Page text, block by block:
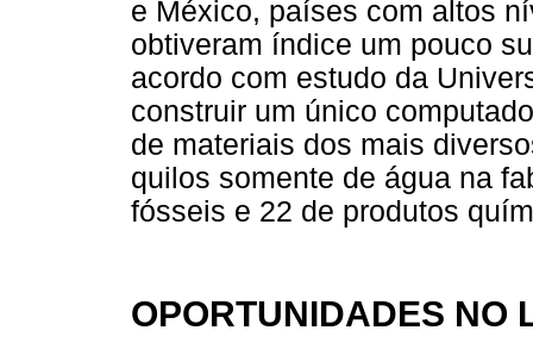
e México, países com altos
obtiveram índice um pouco
acordo com estudo da
construir um único
de materiais dos mais
quilos somente de água na
fósseis e 22 de produtos
OPORTUNIDADES NO